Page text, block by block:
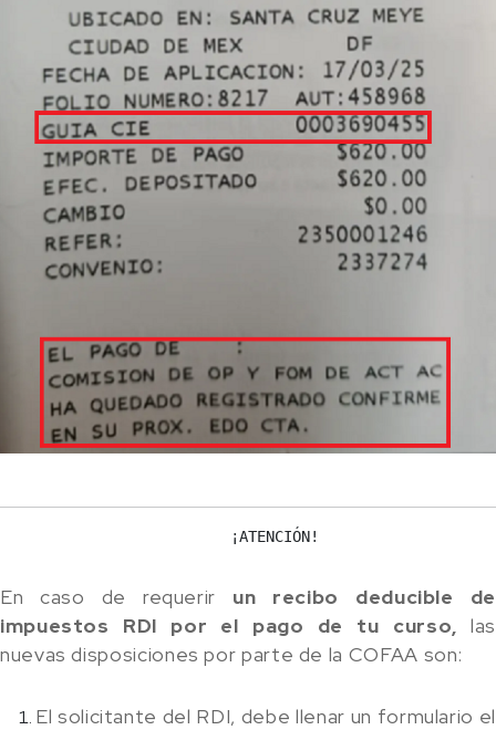
                          ¡ATENCIÓN!
En caso de requerir un recibo deducible de
impuestos RDI por el pago de tu curso, las
nuevas disposiciones por parte de la COFAA son:
El solicitante del RDI, debe llenar un formulario el